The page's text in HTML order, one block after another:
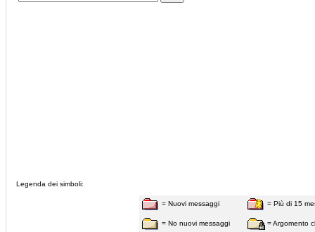
Legenda dei simboli:
= Nuovi messaggi
= No nuovi messaggi
= Più di 15
= Argomento